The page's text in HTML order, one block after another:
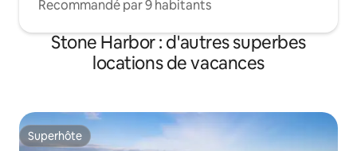
Recommandé par 9 habitants
Stone Harbor : d'autres superbes
locations de vacances
Superhôte
Superhôte